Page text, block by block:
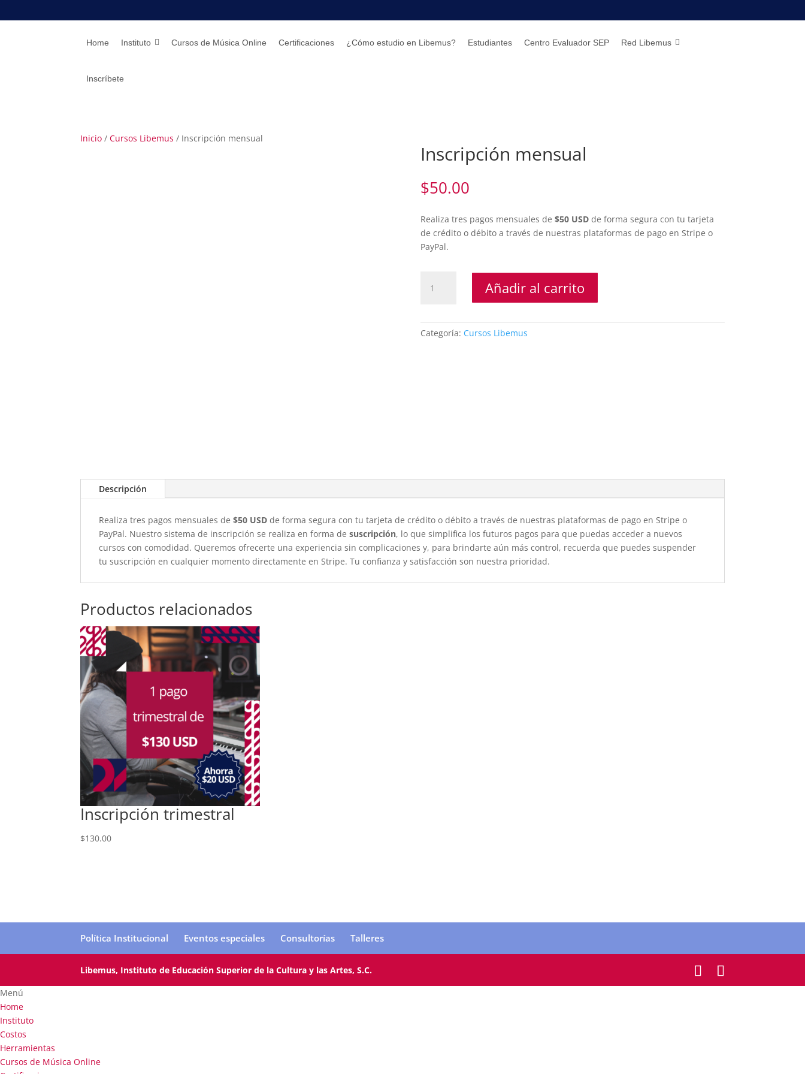
Home Instituto Cursos de Música Online Certificaciones ¿Cómo estudio en Libemus? Estudiantes Centro Evaluador SEP Red Libemus
Inscríbete
Inicio /Cursos Libemus / Inscripción mensual
Inscripción mensual
$50.00
Realiza tres pagos mensuales de $50 USDde forma segura con tu tarjeta
de crédito o débito a través de nuestras plataformas de pago en Stripe o
PayPal.
mensual
Añadir al carrito
Categoría: Cursos Libemus
Descripción
Realiza tres pagos mensuales de$50 USD de forma segura con tu tarjeta de crédito o débito a través de nuestras plataformas de pago en Stripe o
PayPal. Nuestro sistema de inscripción se realiza en forma desuscripción, lo que simplifica los futuros pagos para que puedas acceder a nuevos
cursos con comodidad. Queremos ofrecerte una experiencia sin complicaciones y, para brindarte aún más control, recuerda que puedes suspender
tu suscripción en cualquier momento directamente en Stripe. Tu confianza y satisfacción son nuestra prioridad.
Productos relacionados
Inscripción trimestral
$130.00
Política Institucional Eventos especiales Consultorías Talleres
Libemus, Instituto de Educación Superior de la Cultura y las Artes, S.C.
Menú
Home
Instituto
Costos
Herramientas
Cursos de Música Online